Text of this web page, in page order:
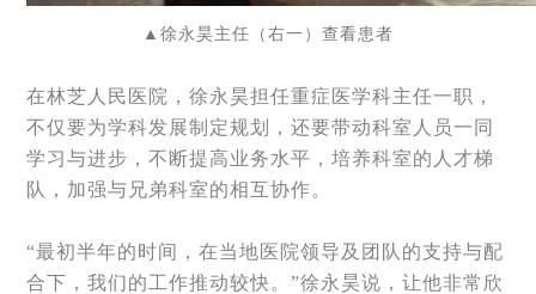
▲ 徐永昊主任（右一）查看患者
在林芝人民医院，徐永昊担任重症医学科主任一职，
不仅要为学科发展制定规划，还要带动科室人员一同
学习与进步，不断提高业务水平，培养科室的人才梯
队，加强与兄弟科室的相互协作。
“最初半年的时间，在当地医院领导及团队的支持与配
合下，我们的工作推动较快。”徐永昊说，让他非常欣